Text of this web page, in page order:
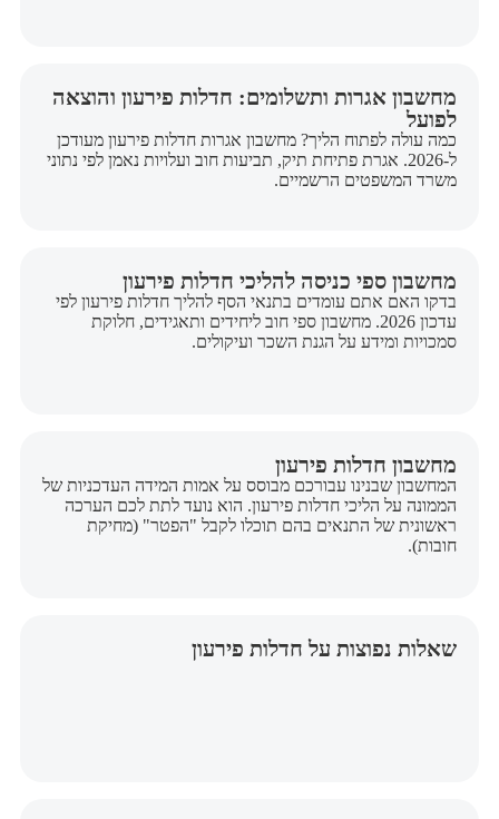
מחשבון אגרות ותשלומים: חדלות פירעון והוצאה
לפועל
כמה עולה לפתוח הליך? מחשבון אגרות חדלות פירעון מעודכן
ל-2026. אגרת פתיחת תיק, תביעות חוב ועלויות נאמן לפי נתוני
משרד המשפטים הרשמיים.
מחשבון ספי כניסה להליכי חדלות פירעון
בדקו האם אתם עומדים בתנאי הסף להליך חדלות פירעון לפי
עדכון 2026. מחשבון ספי חוב ליחידים ותאגידים, חלוקת
סמכויות ומידע על הגנת השכר ועיקולים.
מחשבון חדלות פירעון
המחשבון שבנינו עבורכם מבוסס על אמות המידה העדכניות של
הממונה על הליכי חדלות פירעון. הוא נועד לתת לכם הערכה
ראשונית של התנאים בהם תוכלו לקבל "הפטר" (מחיקת
חובות).
שאלות נפוצות על חדלות פירעון